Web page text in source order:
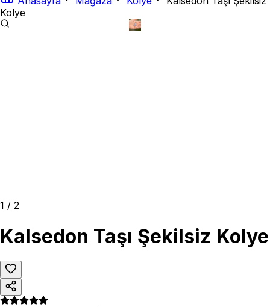
Kolye
1 / 2
Kalsedon Taşı Şekilsiz Kolye